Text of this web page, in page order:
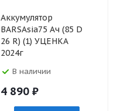
Аккумулятор
BARSAsia75 Ач (85 D
26 R) (1) УЦЕНКА
2024г
В наличии
4 890 ₽